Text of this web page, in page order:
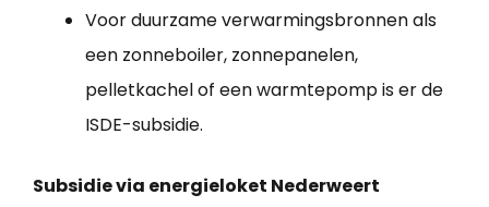
Voor duurzame verwarmingsbronnen als
een zonneboiler, zonnepanelen,
pelletkachel of een warmtepomp is er de
ISDE-subsidie.
Subsidie via energieloket Nederweert